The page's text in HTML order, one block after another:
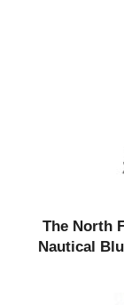
The North
Nautical